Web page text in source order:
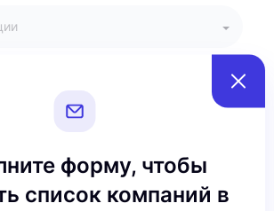
Применить
форму, чтобы
список компаний в